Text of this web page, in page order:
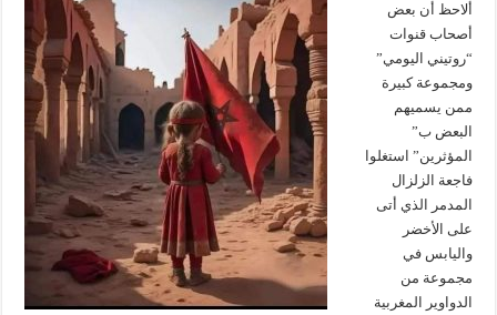
ألاحظ أن بعض
أصحاب قنوات
“روتيني اليومي”
ومجموعة كبيرة
ممن يسميهم
البعض ب”
المؤثرين” استغلوا
فاجعة الزلزال
المدمر الذي أتى
على الأخضر
واليابس في
مجموعة من
الدواوير المغربية